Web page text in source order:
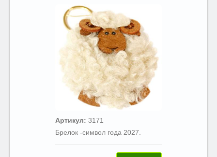
Артикул: 3171
Брелок -символ года 2027.